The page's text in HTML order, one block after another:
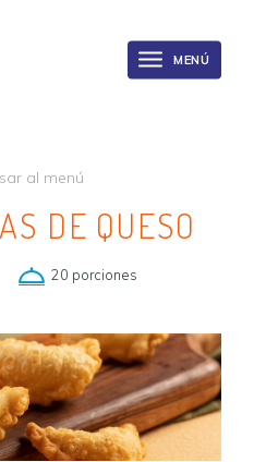
Toggle
MENÚ
al menú
DE QUESO
20 porciones